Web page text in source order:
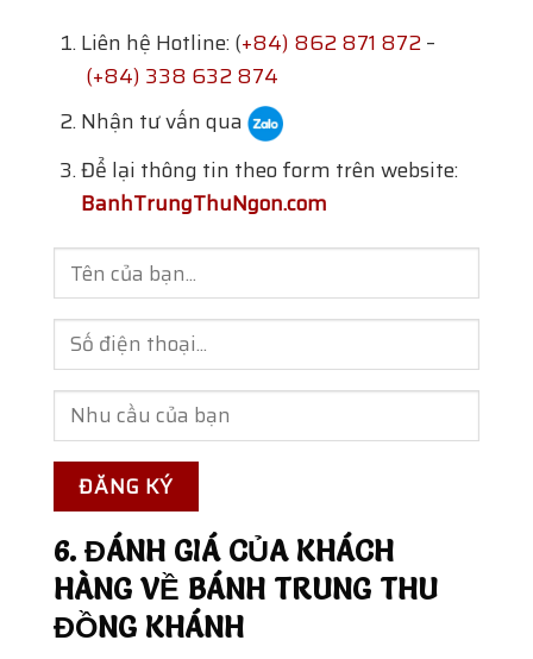
Liên hệ Hotline: (+84) 862 871 872–
(+84) 338 632 874
Nhận tư vấn qua
Để lại thông tin theo form trên website:
BanhTrungThuNgon.com
6. ĐÁNH GIÁ CỦA KHÁCH
HÀNG VỀ BÁNH TRUNG THU
ĐỒNG KHÁNH